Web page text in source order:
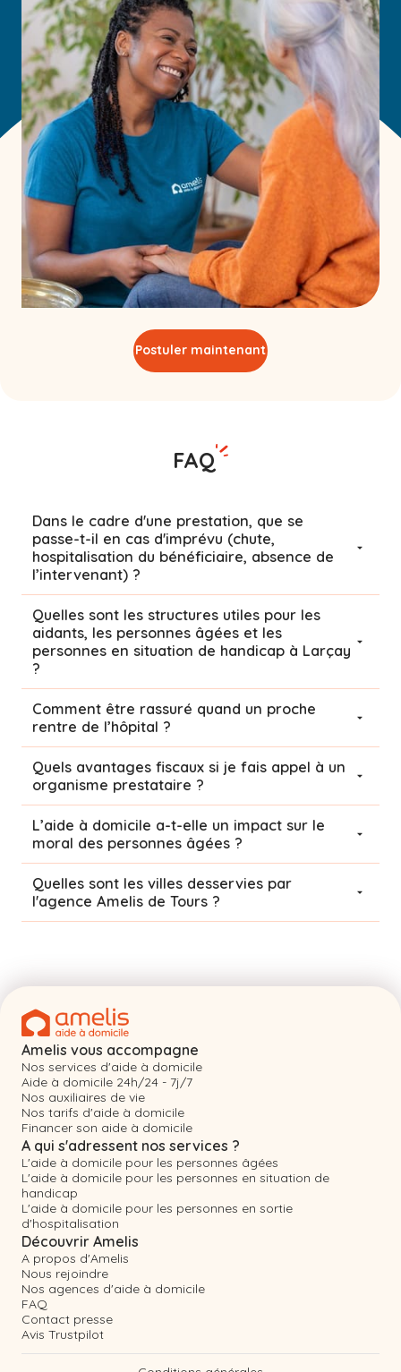
Postuler maintenant
FAQ
Dans le cadre d'une prestation, que se
passe-t-il en cas d'imprévu (chute,
hospitalisation du bénéficiaire, absence de
l’intervenant) ?
Quelles sont les structures utiles pour les
aidants, les personnes âgées et les
personnes en situation de handicap à Larçay
?
Comment être rassuré quand un proche
rentre de l’hôpital ?
Quels avantages fiscaux si je fais appel à un
organisme prestataire ?
L’aide à domicile a-t-elle un impact sur le
moral des personnes âgées ?
Quelles sont les villes desservies par
l'agence Amelis de Tours ?
Amelis vous accompagne
Nos services d'aide à domicile
Aide à domicile 24h/24 - 7j/7
Nos auxiliaires de vie
Nos tarifs d'aide à domicile
Financer son aide à domicile
A qui s'adressent nos services ?
L'aide à domicile pour les personnes âgées
L'aide à domicile pour les personnes en situation de
handicap
L'aide à domicile pour les personnes en sortie
d'hospitalisation
Découvrir Amelis
A propos d'Amelis
Nous rejoindre
Nos agences d'aide à domicile
FAQ
Contact presse
Avis Trustpilot